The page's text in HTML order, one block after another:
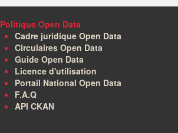
Politique Open Data
Cadre juridique Open Data
Circulaires Open Data
Guide Open Data
Licence d'utilisation
Portail National Open Data
F.A.Q
API CKAN